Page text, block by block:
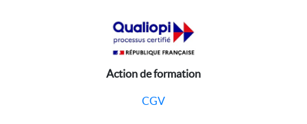
Action de formation
CGV